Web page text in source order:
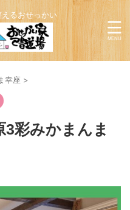
るおせっかい
幸座 >
彩みかまんま